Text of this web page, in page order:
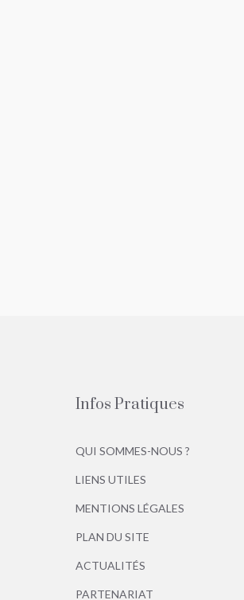
Infos Pratiques
QUI SOMMES-NOUS ?
LIENS UTILES
MENTIONS LÉGALES
PLAN DU SITE
ACTUALITÉS
PARTENARIAT